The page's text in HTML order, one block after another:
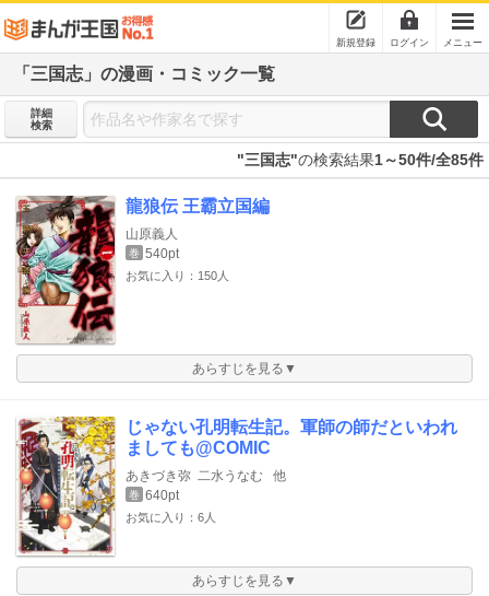
新規登録 ログイン メニュー
「三国志」の漫画・コミック一覧
詳細
検索
"三国志"の検索結果1～50件/全85件
龍狼伝 王霸立国編
山原義人
巻 540pt
お気に入り：150人
あらすじを見る▼
じゃない孔明転生記。軍師の師だといわれ
ましても@COMIC
あきづき弥 二水うなむ 他
巻 640pt
お気に入り：6人
あらすじを見る▼